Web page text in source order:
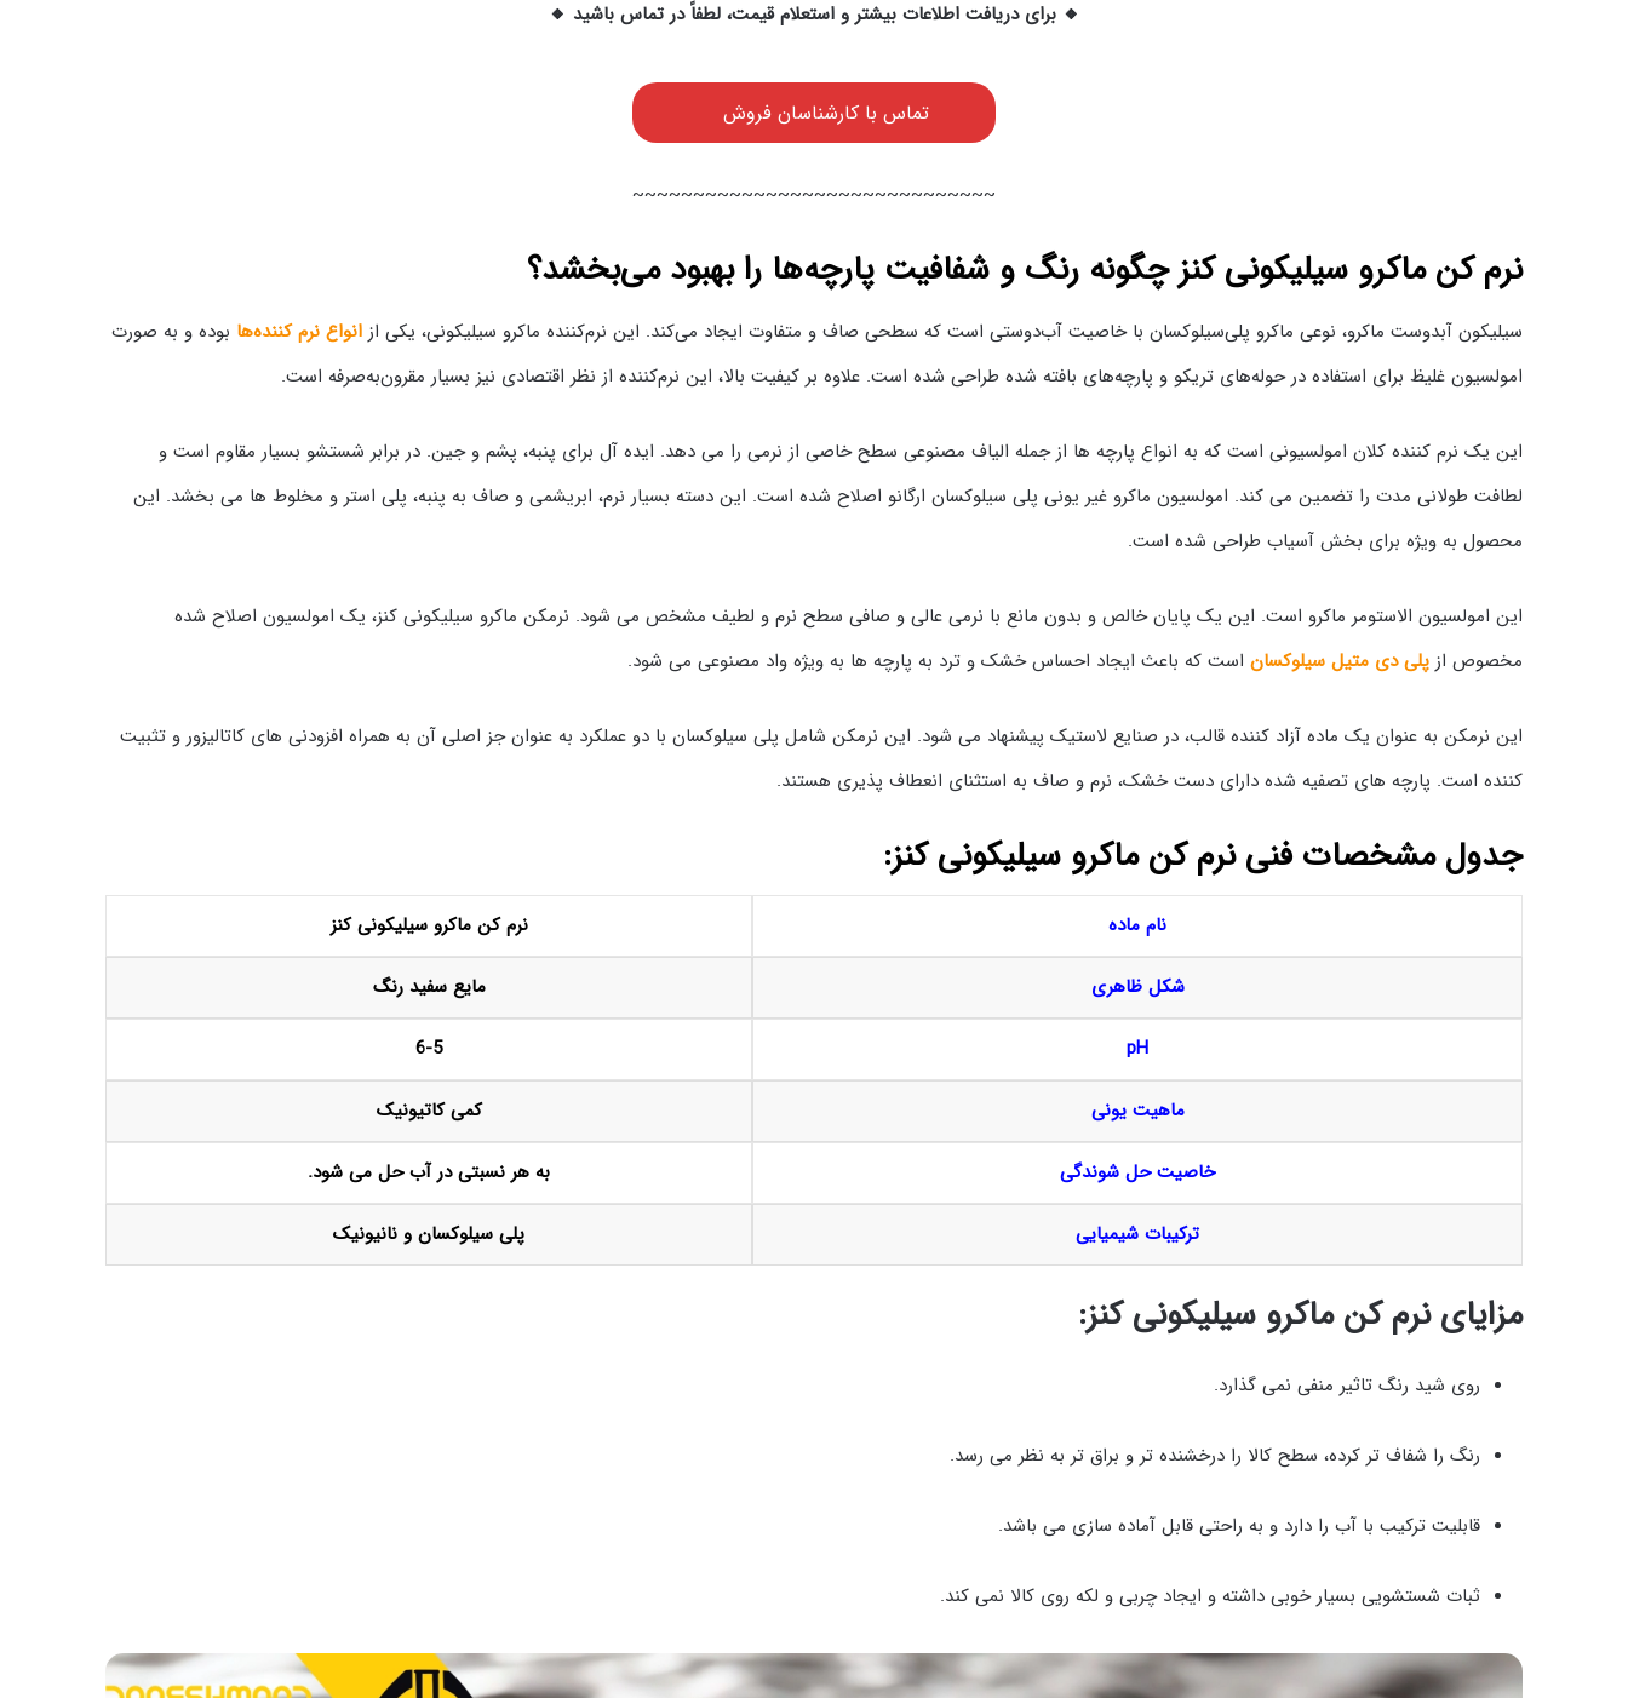
🔸 برای دریافت اطلاعات بیشتر و استعلام قیمت، لطفاً در تماس باشید 🔸
تماس با کارشناسان فروش
~~~~~~~~~~~~~~~~~~~~~~~~~~~~~~
نرم کن ماکرو سیلیکونی کنز چگونه رنگ و شفافیت پارچه‌ها را بهبود می‌بخشد؟
سیلیکون آبدوست ماکرو، نوعی ماکرو پلی‌سیلوکسان با خاصیت آب‌دوستی است که سطحی صاف و متفاوت ایجاد می‌کند. این نرم‌کننده ماکرو سیلیکونی، یکی از انواع نرم‌ کننده‌ها بوده و به صورت
امولسیون غلیظ برای استفاده در حوله‌های تریکو و پارچه‌های بافته شده طراحی شده است. علاوه بر کیفیت بالا، این نرم‌کننده از نظر اقتصادی نیز بسیار مقرون‌به‌صرفه است.
این یک نرم کننده کلان امولسیونی است که به انواع پارچه ها از جمله الیاف مصنوعی سطح خاصی از نرمی را می دهد. ایده آل برای پنبه، پشم و جین. در برابر شستشو بسیار مقاوم است و
لطافت طولانی مدت را تضمین می کند. امولسیون ماکرو غیر یونی پلی سیلوکسان ارگانو اصلاح شده است. این دسته بسیار نرم، ابریشمی و صاف به پنبه، پلی استر و مخلوط ها می بخشد. این
محصول به ویژه برای بخش آسیاب طراحی شده است.
این امولسیون الاستومر ماکرو است. این یک پایان خالص و بدون مانع با نرمی عالی و صافی سطح نرم و لطیف مشخص می شود. نرمکن ماکرو سیلیکونی کنز، یک امولسیون اصلاح شده
مخصوص از پلی دی متیل سیلوکسان است که باعث ایجاد احساس خشک و ترد به پارچه ها به ویژه واد مصنوعی می شود.
این نرمکن به عنوان یک ماده آزاد کننده قالب، در صنایع لاستیک پیشنهاد می شود. این نرمکن شامل پلی سیلوکسان با دو عملکرد به عنوان جز اصلی آن به همراه افزودنی های کاتالیزور و تثبیت
کننده است. پارچه های تصفیه شده دارای دست خشک، نرم و صاف به استثنای انعطاف پذیری هستند.
جدول مشخصات فنی نرم کن ماکرو سیلیکونی کنز:
نام ماده نرم کن ماکرو سیلیکونی کنز
شکل ظاهری مایع سفید رنگ
pH
6-5
ماهیت یونی کمی کاتیونیک
خاصیت حل شوندگی به هر نسبتی در آب حل می شود.
ترکیبات شیمیایی پلی سیلوکسان و نانیونیک
مزایای نرم کن ماکرو سیلیکونی کنز:
روی شید رنگ تاثیر منفی نمی گذارد.
رنگ را شفاف تر کرده، سطح کالا را درخشنده تر و براق تر به نظر می رسد.
قابلیت ترکیب با آب را دارد و به راحتی قابل آماده سازی می باشد.
ثبات شستشویی بسیار خوبی داشته و ایجاد چربی و لکه روی کالا نمی کند.